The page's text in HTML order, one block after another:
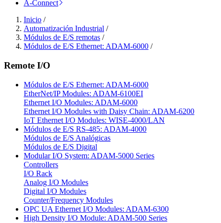
A-Connect
Inicio /
Automatización Industrial /
Módulos de E/S remotas /
Módulos de E/S Ethernet: ADAM-6000 /
Remote I/O
Módulos de E/S Ethernet: ADAM-6000
EtherNet/IP Modules: ADAM-6100EI
Ethernet I/O Modules: ADAM-6000
Ethernet I/O Modules with Daisy Chain: ADAM-6200
IoT Ethernet I/O Modules: WISE-4000/LAN
Módulos de E/S RS-485: ADAM-4000
Módulos de E/S Analógicas
Módulos de E/S Digital
Modular I/O System: ADAM-5000 Series
Controllers
I/O Rack
Analog I/O Modules
Digital I/O Modules
Counter/Frequency Modules
OPC UA Ethernet I/O Modules: ADAM-6300
High Density I/O Module: ADAM-500 Series